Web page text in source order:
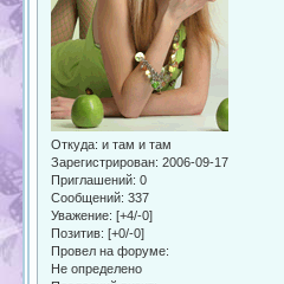
Откуда: и там и там
Зарегистрирован: 2006-09-17
Приглашений: 0
Сообщений: 337
Уважение: [+4/-0]
Позитив: [+0/-0]
Провел на форуме:
Не определено